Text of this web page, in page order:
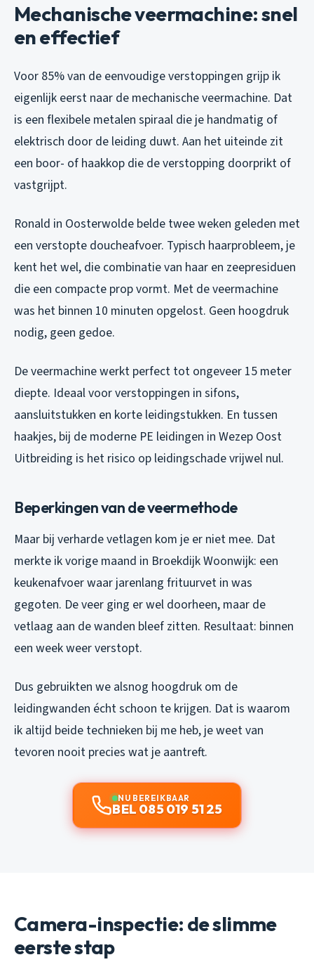
Mechanische veermachine: snel
en effectief
Voor 85% van de eenvoudige verstoppingen grijp ik
eigenlijk eerst naar de mechanische veermachine. Dat
is een flexibele metalen spiraal die je handmatig of
elektrisch door de leiding duwt. Aan het uiteinde zit
een boor- of haakkop die de verstopping doorprikt of
vastgrijpt.
Ronald in Oosterwolde belde twee weken geleden met
een verstopte doucheafvoer. Typisch haarprobleem, je
kent het wel, die combinatie van haar en zeepresiduen
die een compacte prop vormt. Met de veermachine
was het binnen 10 minuten opgelost. Geen hoogdruk
nodig, geen gedoe.
De veermachine werkt perfect tot ongeveer 15 meter
diepte. Ideaal voor verstoppingen in sifons,
aansluitstukken en korte leidingstukken. En tussen
haakjes, bij de moderne PE leidingen in Wezep Oost
Uitbreiding is het risico op leidingschade vrijwel nul.
Beperkingen van de veermethode
Maar bij verharde vetlagen kom je er niet mee. Dat
merkte ik vorige maand in Broekdijk Woonwijk: een
keukenafvoer waar jarenlang frituurvet in was
gegoten. De veer ging er wel doorheen, maar de
vetlaag aan de wanden bleef zitten. Resultaat: binnen
een week weer verstopt.
Dus gebruikten we alsnog hoogdruk om de
leidingwanden écht schoon te krijgen. Dat is waarom
ik altijd beide technieken bij me heb, je weet van
tevoren nooit precies wat je aantreft.
NU BEREIKBAAR
BEL 085 019 51 25
Camera-inspectie: de slimme
eerste stap